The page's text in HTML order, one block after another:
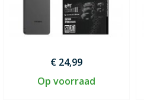
€ 24,99
Op voorraad